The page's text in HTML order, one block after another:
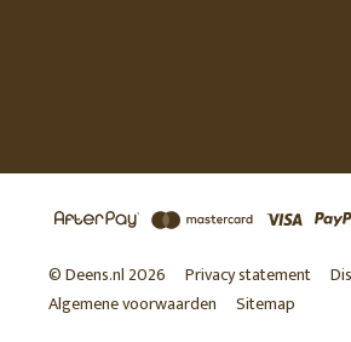
© Deens.nl 2026 Privacy statement
Algemene voorwaarden
Sitemap